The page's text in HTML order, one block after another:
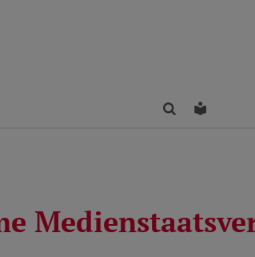
FindenLeichte